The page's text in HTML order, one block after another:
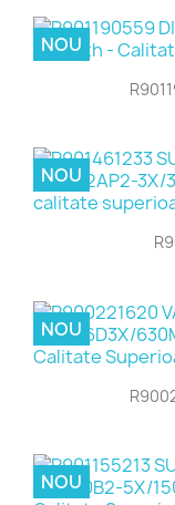
NOU
NOU
NOU
NOU